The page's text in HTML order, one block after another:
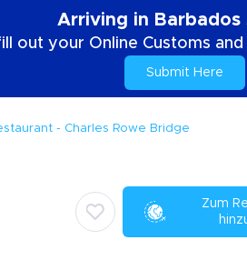
Arriving in Barbados
out your Online Customs
Submit Here
- Charles Rowe Bridge
Zum